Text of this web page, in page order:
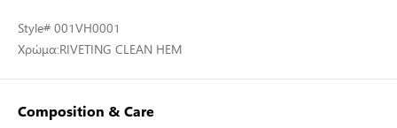
Style# 001VH0001
Χρώμα:RIVETING CLEAN HEM
Composition & Care